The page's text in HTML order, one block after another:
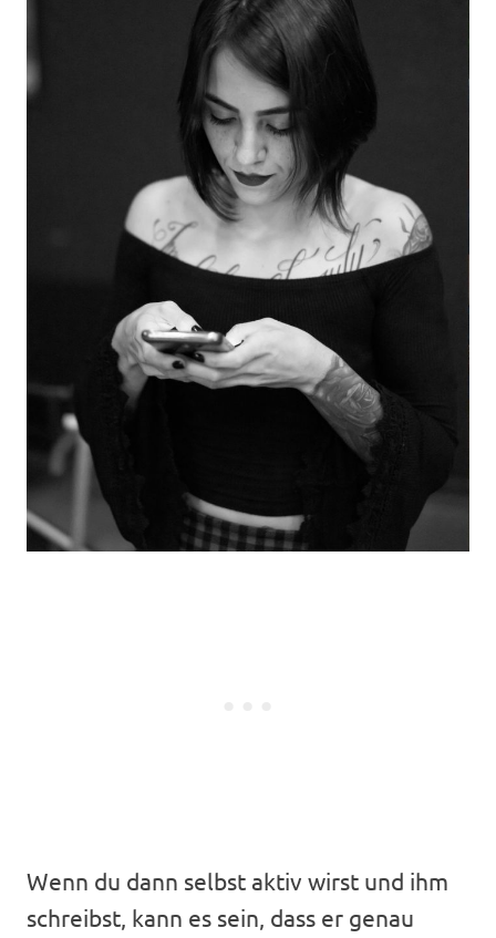
Wenn du dann selbst aktiv wirst und ihm
schreibst, kann es sein, dass er genau